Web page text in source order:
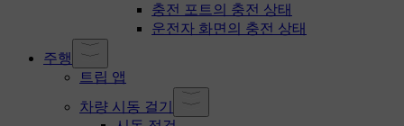
충전 포트의 충전 상태
운전자 화면의 충전 상태
주행
트립 앱
차량 시동 걸기